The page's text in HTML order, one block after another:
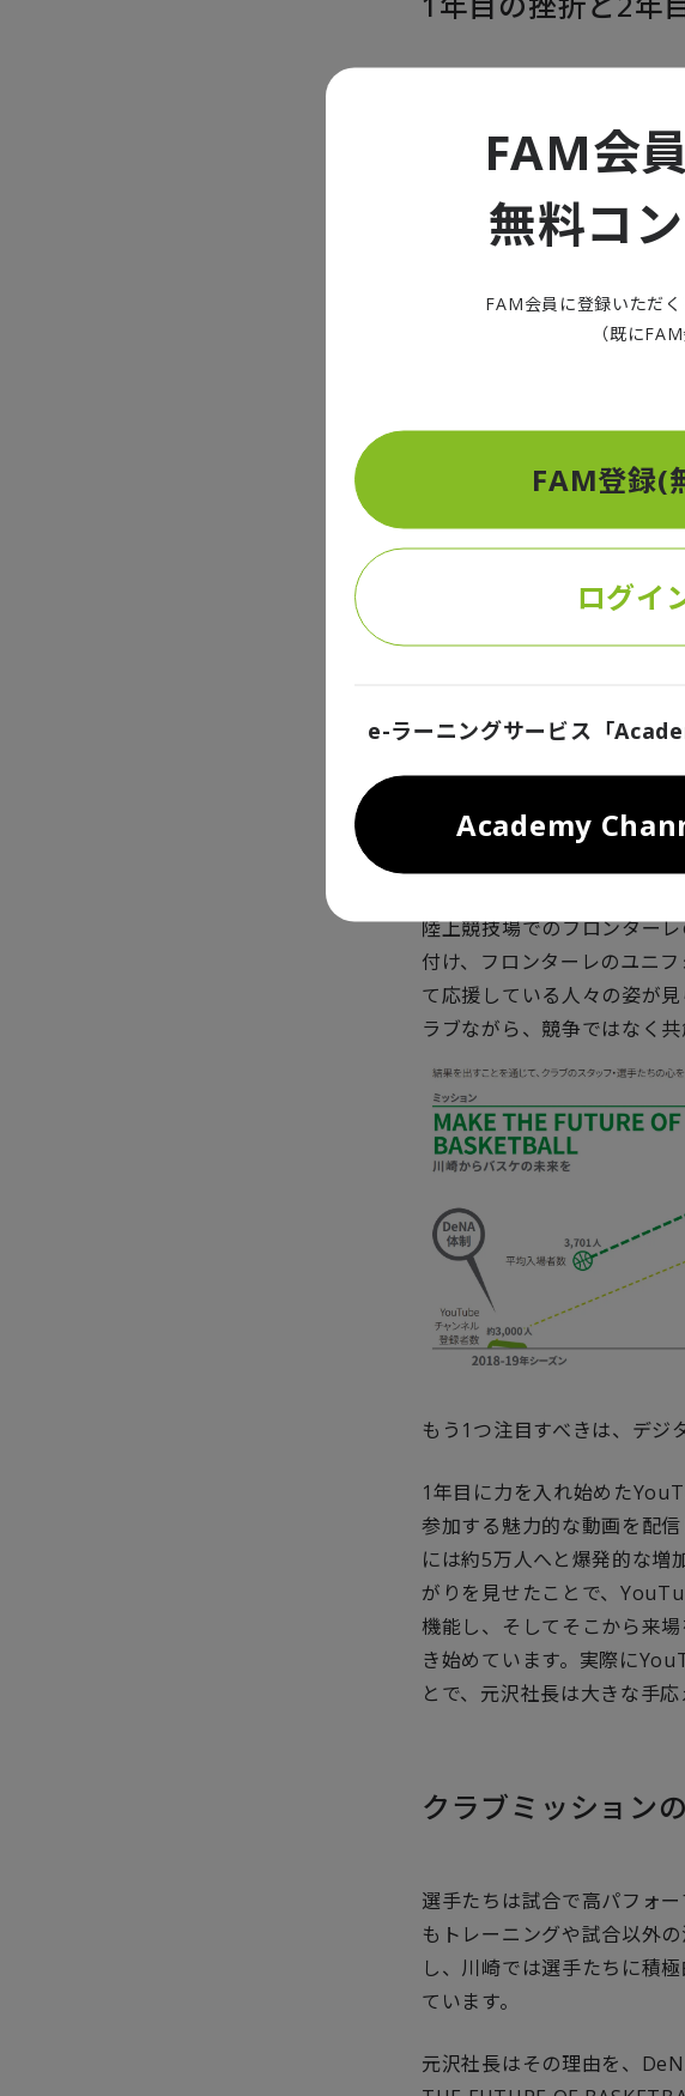
に伴い、2018年シーズンよ
で舵取り役を任されたのが
営改革を担った元沢伸夫社長
帆ではありませんでした。
的な認知度はまだまだ低い
でのブースターの離脱が見
した。これらは事前に分か
を味わったとのことです。
げ、様々な改革の種は蒔か
そして、DeNA体制2年目の
す。まず、Jリーグの川崎フ
した。現在では武蔵小杉駅
ダースのアカデミー活動拠
固な関係を築いているフロ
張ろうとしている。今度は
陸上競技場でのフロンター
付け、フロンターレのユニ
て応援している人々の姿が
ラブながら、競争ではなく
もう1つ注目すべきは、デジ
1年目に力を入れ始めた
参加する魅力的な動画を配
には約5万人へと爆発的な増
がりを見せたことで、
機能し、そしてそこから来
き始めています。実際に
とで、元沢社長は大きな手応
クラブミッション
選手たちは試合で高パフォ
もトレーニングや試合以外
し、川崎では選手たちに積
ています。
元沢社長はその理由を、
FAM会
無料コ
FAM会員に登録いただ
（既に
FAM登録(
ログイ
e-ラーニングサービス「
Academy